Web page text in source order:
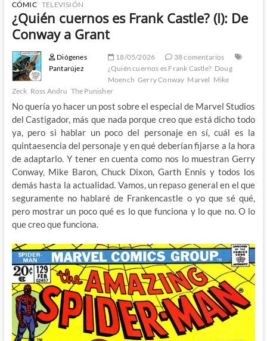
CÓMIC TELEVISIÓN
¿Quién cuernos es Frank Castle? (I): De
Conway a Grant
Diógenes
Pantarújez
18/05/2026
38 comentarios
¿Quién cuernos es Frank Castle? Doug
Moench Gerry Conway Marvel Mike
Zeck Ross Andru The Punisher
No quería yo hacer un post sobre el especial de Marvel Studios
del Castigador, más que nada porque creo que está dicho todo
ya, pero si hablar un poco del personaje en sí, cuál es la
quintaesencia del personaje y en qué deberían fijarse a la hora
de adaptarlo. Y tener en cuenta como nos lo muestran Gerry
Conway, Mike Baron, Chuck Dixon, Garth Ennis y todos los
demás hasta la actualidad. Vamos, un repaso general en el que
seguramente no hablaré de Frankencastle o yo que sé qué,
pero mostrar un poco qué es lo que funciona y lo que no. O lo
que creo que funciona.